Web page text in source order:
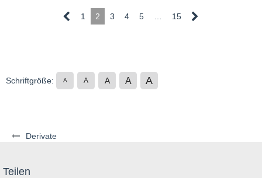
Derivate
1 2 3 4 5 15
Schriftgröße: A A A A A
Teilen